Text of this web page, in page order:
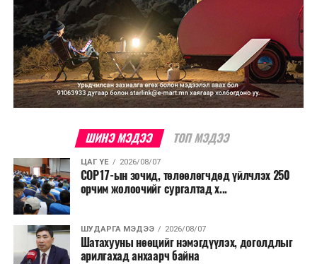
ШИНЭ МЭДЭЭ ТОП МЭДЭЭ
ЦАГ ҮЕ 2026/08/07
COP17-ын зочид, төлөөлөгчдөд үйлчлэх 250
орчим жолоочийг сургалтад х...
ШУДАРГА МЭДЭЭ 2026/08/07
Шатахууны нөөцийг нэмэгдүүлэх, доголдлыг
арилгахад анхаарч байна